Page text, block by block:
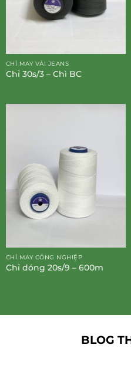
CHỈ MAY VẢI JEANS
Chỉ 30s/3 – Chì BC
CHỈ MAY CÔNG NGHIỆP
Chỉ dóng 20s/9 – 600m
BLOG